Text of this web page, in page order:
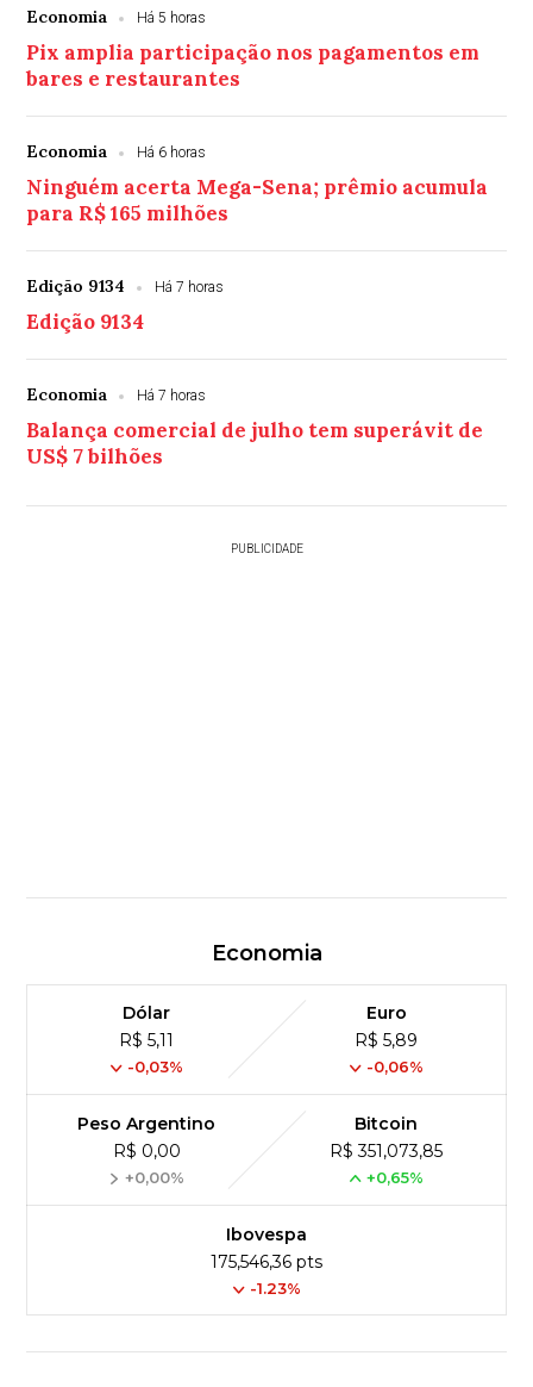
Economia Há 5 horas
Pix amplia participação nos pagamentos em
bares e restaurantes
Economia Há 6 horas
Ninguém acerta Mega-Sena; prêmio acumula
para R$ 165 milhões
Edição 9134 Há 7 horas
Edição 9134
Economia Há 7 horas
Balança comercial de julho tem superávit de
US$ 7 bilhões
PUBLICIDADE
Economia
Dólar
R$ 5,11
-0,03%
Euro
R$ 5,89
-0,06%
Peso Argentino
R$ 0,00
+0,00%
Bitcoin
R$ 351,073,85
+0,65%
Ibovespa
175,546,36 pts
-1.23%